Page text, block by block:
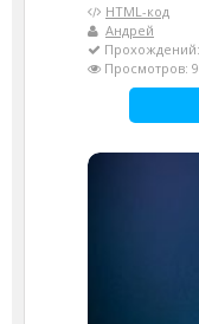
HTML-код
Андрей
Прохождений:
Просмотров: